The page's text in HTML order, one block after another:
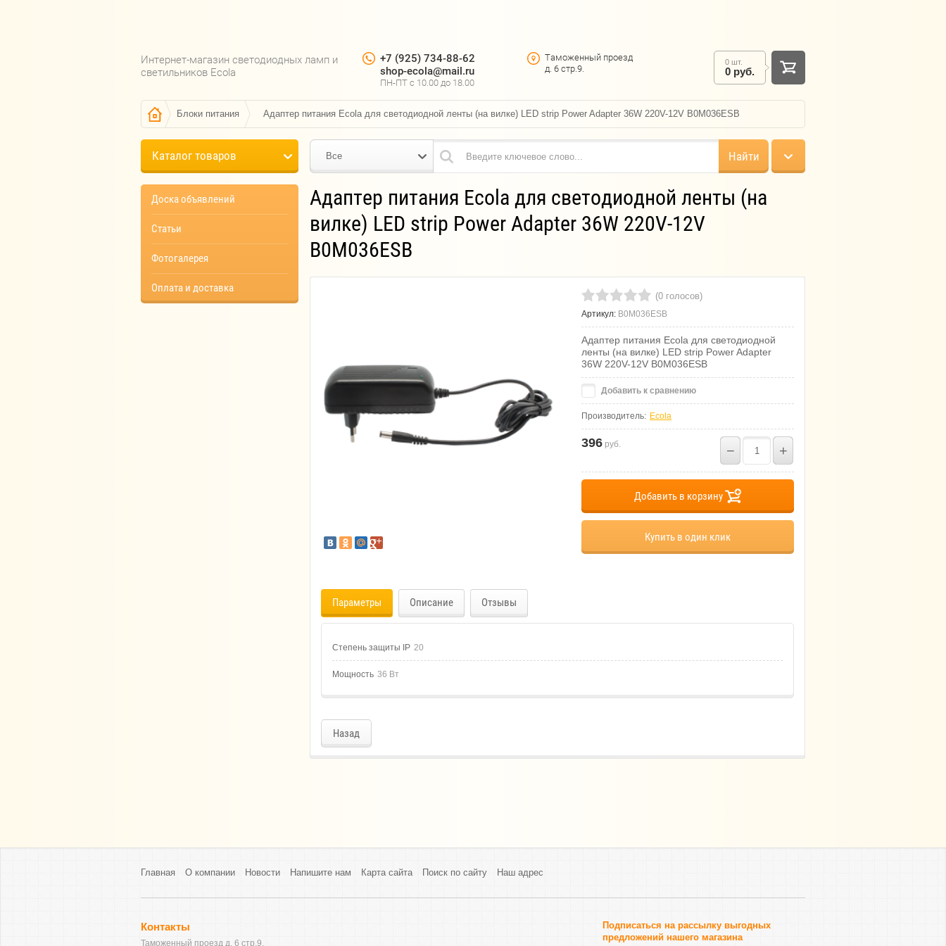
Интернет-магазин светодиодных ламп и
светильников Ecola
+7 (925) 734-88-62
shop-ecola@mail.ru
ПН-ПТ c 10.00 до 18.00
Таможенный проезд
д. 6 стр.9.
0 шт.
0 руб.
Блоки питания Адаптер питания Ecola для светодиодной ленты (на вилке) LED strip Power Adapter 36W 220V-12V B0M036ESB
Каталог товаров
Доска объявлений
Статьи
Фотогалерея
Оплата и доставка
Все Найти
Адаптер питания Ecola для светодиодной ленты (на
вилке) LED strip Power Adapter 36W 220V-12V
B0M036ESB
(0 голосов)
Артикул: B0M036ESB
Адаптер питания Ecola для светодиодной
ленты (на вилке) LED strip Power Adapter
36W 220V-12V B0M036ESB
Добавить к сравнению
Производитель: Ecola
396 руб. − +
Добавить в корзину
Купить в один клик
Параметры Описание Отзывы
Степень защиты IP 20
Мощность 36 Вт
Назад
Главная О компании Новости Напишите нам Карта сайта Поиск по сайту Наш адрес
Подписаться на рассылку выгодных
предложений нашего магазина
Контакты
Таможенный проезд д. 6 стр.9.